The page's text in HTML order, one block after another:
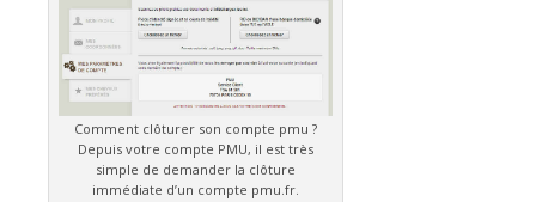
Comment clôturer son compte pmu ?
Depuis votre compte PMU, il est très
simple de demander la clôture
immédiate d’un compte pmu.fr.